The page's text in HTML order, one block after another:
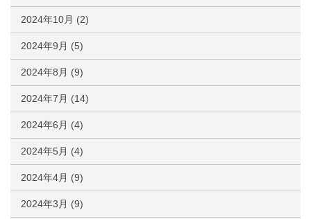
2024年10月 (2)
2024年9月 (5)
2024年8月 (9)
2024年7月 (14)
2024年6月 (4)
2024年5月 (4)
2024年4月 (9)
2024年3月 (9)